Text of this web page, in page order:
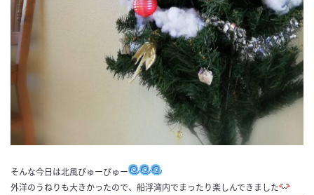
そんな今日は北風ぴゅーぴゅー
外洋のうねりも大きかったので、船浮湾内でまったり楽しんできました